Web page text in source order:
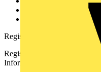
Häufig gestellte Fragen
Registrierung
Registrieren Sie sich
Informationen aus der